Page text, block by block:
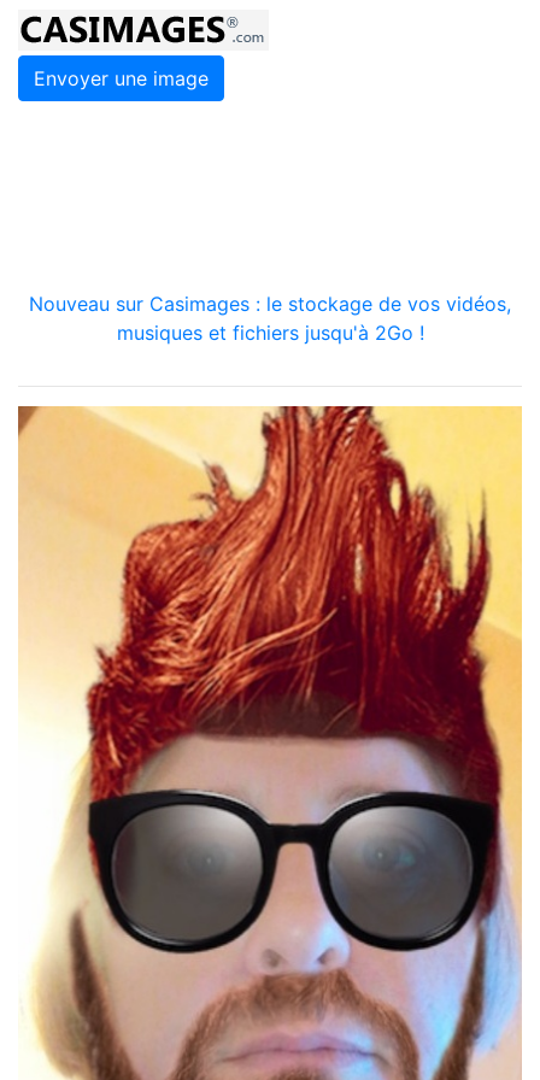
Envoyer une image
Nouveau sur Casimages : le stockage de vos vidéos,
musiques et fichiers jusqu'à 2Go !